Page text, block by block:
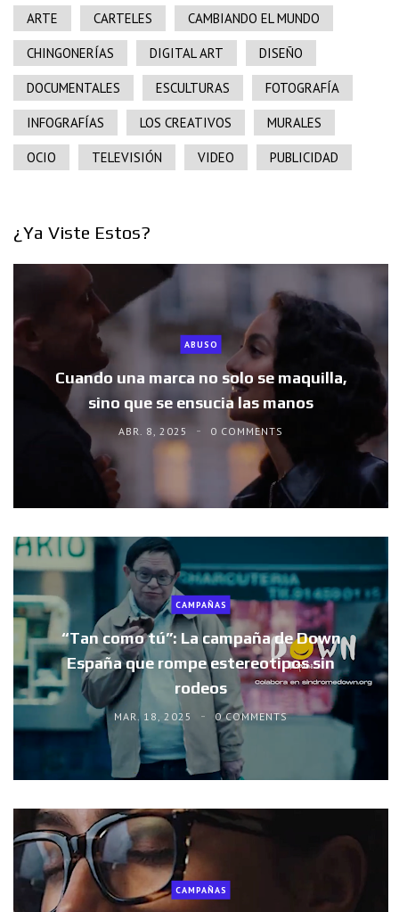
ARTE CARTELES CAMBIANDO EL MUNDO
CHINGONERÍAS DIGITAL ART DISEÑO
DOCUMENTALES ESCULTURAS FOTOGRAFÍA
INFOGRAFÍAS LOS CREATIVOS MURALES
OCIO TELEVISIÓN VIDEO PUBLICIDAD
¿Ya Viste Estos?
ABUSO
Cuando una marca no solo se maquilla,
sino que se ensucia las manos
ABR. 8, 2025 0 COMMENTS
CAMPAÑAS
“Tan como tú”: La campaña de Down
España que rompe estereotipos sin
rodeos
MAR. 18, 2025 0 COMMENTS
CAMPAÑAS